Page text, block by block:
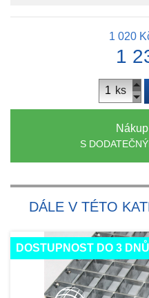
1 020
1
ks
S
DÁLE V TÉTO
DOSTUPNOST DO 3 DNŮ